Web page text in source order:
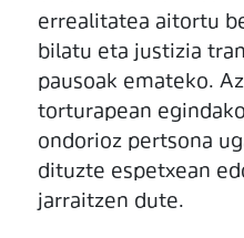
errealitatea aitortu
bilatu eta justizia
pausoak emateko.
torturapean
ondorioz pertsona
dituzte espetxean
jarraitzen dute.